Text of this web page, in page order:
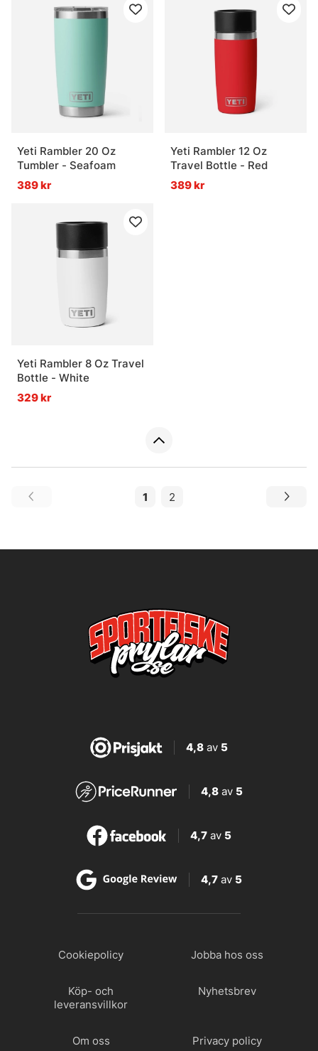
Yeti Rambler 20 Oz
Tumbler - Seafoam
389 kr
Yeti Rambler 12 Oz
Travel Bottle - Red
389 kr
Yeti Rambler 8 Oz Travel
Bottle - White
329 kr
1 2
4,8av 5
4,8 av 5
4,7 av 5
4,7 av 5
Cookiepolicy Jobba hos oss
Köp- och
leveransvillkor
Nyhetsbrev
Om oss Privacy policy